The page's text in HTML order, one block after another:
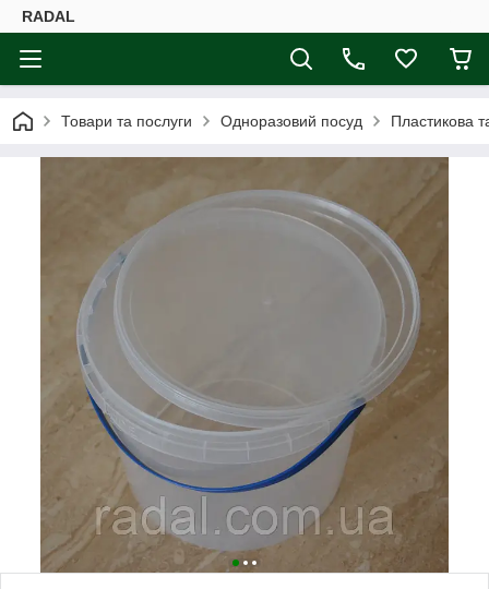
RADAL
Товари та послуги Одноразовий посуд Пластикова